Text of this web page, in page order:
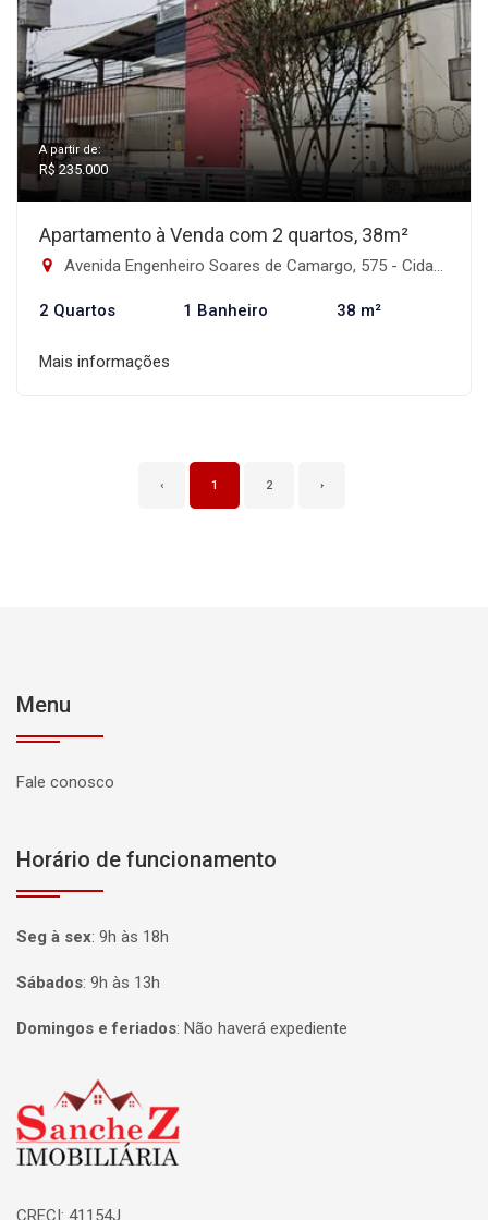
A partir de:
R$ 235.000
Apartamento à Venda com 2 quartos, 38m²
Avenida Engenheiro Soares de Camargo, 575 - Cidade Patriarca, São Paulo-SP
2 Quartos 1 Banheiro 38 m²
Mais informações
‹ 1 2 ›
Menu
Fale conosco
Horário de funcionamento
Seg à sex: 9h às 18h
Sábados: 9h às 13h
Domingos e feriados: Não haverá expediente
Página inicial
CRECI: 41154J